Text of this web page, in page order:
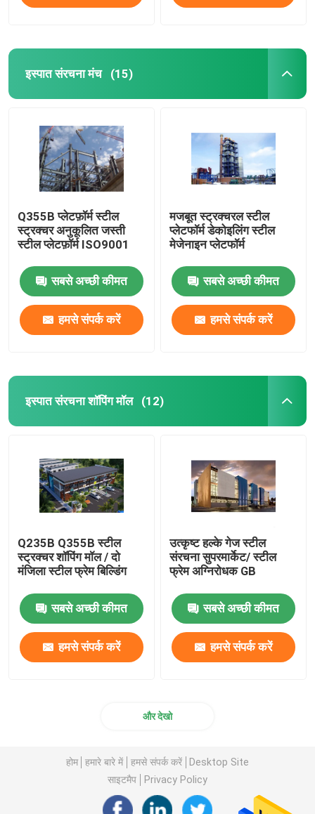
इस्पात संरचना मंच (15)
Q355B प्लेटफ़ॉर्म स्टील
स्ट्रक्चर अनुकूलित जस्ती
स्टील प्लेटफ़ॉर्म ISO9001
सबसे अच्छी कीमत
हमसे संपर्क करें
मजबूत स्ट्रक्चरल स्टील
प्लेटफॉर्म डेकोइलिंग स्टील
मेजेनाइन प्लेटफॉर्म
सबसे अच्छी कीमत
हमसे संपर्क करें
इस्पात संरचना शॉपिंग मॉल (12)
Q235B Q355B स्टील
स्ट्रक्चर शॉपिंग मॉल / दो
मंजिला स्टील फ्रेम बिल्डिंग
सबसे अच्छी कीमत
हमसे संपर्क करें
उत्कृष्ट हल्के गेज स्टील
संरचना सुपरमार्केट/ स्टील
फ्रेम अग्निरोधक GB
सबसे अच्छी कीमत
हमसे संपर्क करें
और देखो
होम हमारे बारे में हमसे संपर्क करें
Desktop Site
साइटमैप
Privacy Policy